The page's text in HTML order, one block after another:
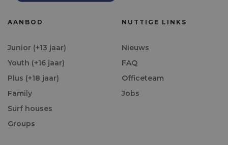
AANBOD
Junior (+13 jaar)
Youth (+16 jaar)
Plus (+18 jaar)
Family
Surf houses
Groups
NUTTIGE LINKS
Nieuws
FAQ
Officeteam
Jobs